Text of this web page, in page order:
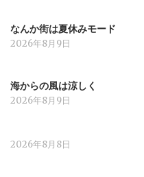
なんか街は夏休みモード
2026年8月9日
海からの風は涼しく
2026年8月9日
2026年8月8日